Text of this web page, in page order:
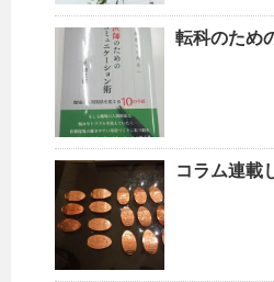
転科のため
コラム連載